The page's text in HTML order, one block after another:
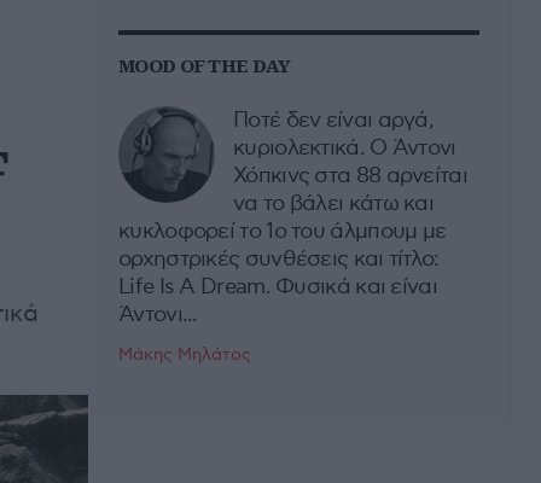
MOOD OF THE DAY
Ποτέ δεν είναι αργά,
κυριολεκτικά. Ο Άντονι
Χόπκινς στα 88 αρνείται
να το βάλει κάτω και
κυκλοφορεί το 1ο του άλμπουμ με
ορχηστρικές συνθέσεις και τίτλο:
Life Is A Dream. Φυσικά και είναι
Άντονι...
Μάκης Μηλάτος